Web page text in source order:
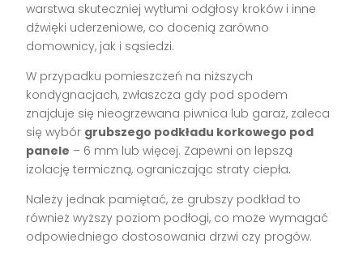
warstwa skuteczniej wytłumi odgłosy kroków i inne
dźwięki uderzeniowe, co docenią zarówno
domownicy, jak i sąsiedzi.
W przypadku pomieszczeń na niższych
kondygnacjach, zwłaszcza gdy pod spodem
znajduje się nieogrzewana piwnica lub garaż, zaleca
się wybór grubszego podkładu korkowego pod
panele – 6 mm lub więcej. Zapewni on lepszą
izolację termiczną, ograniczając straty ciepła.
Należy jednak pamiętać, że grubszy podkład to
również wyższy poziom podłogi, co może wymagać
odpowiedniego dostosowania drzwi czy progów.